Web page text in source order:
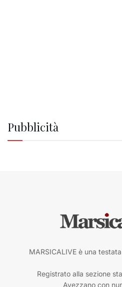
Pubblicità
MARSICALIVE è una
Registrato alla sezione
Avezzano con